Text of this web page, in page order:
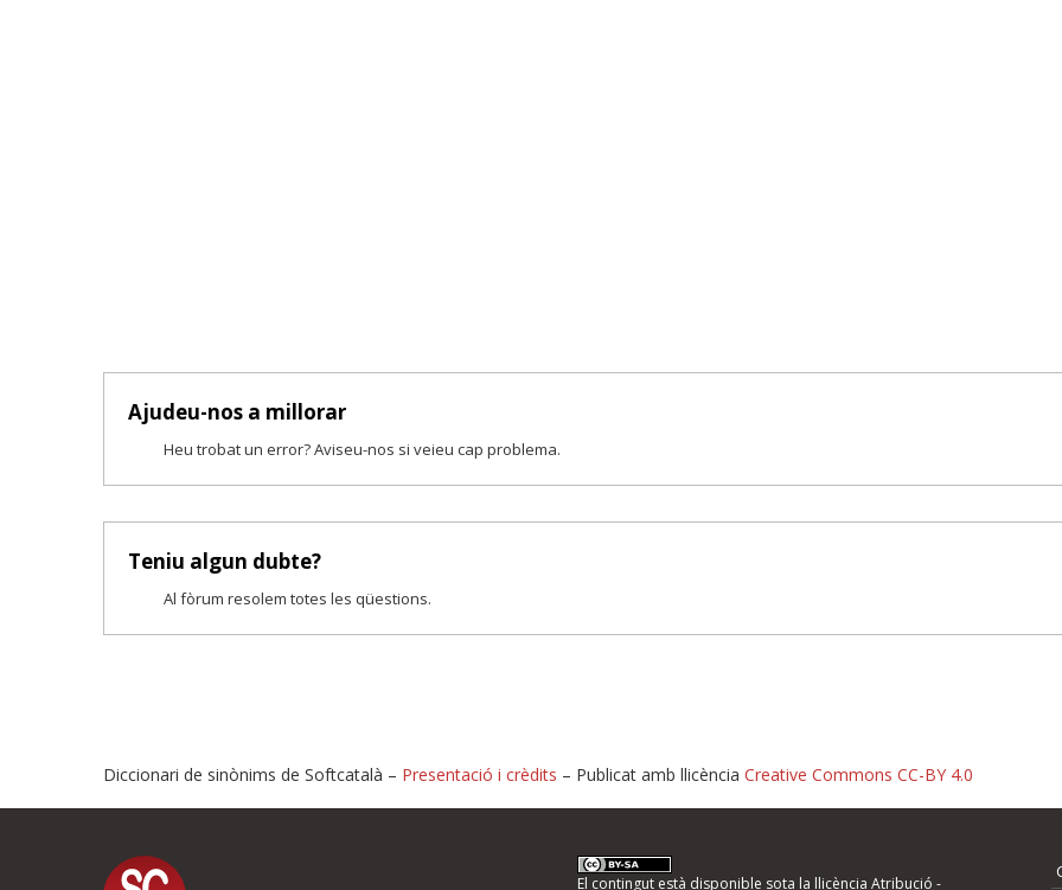
Ajudeu-nos a millorar
Heu trobat un error? Aviseu-nos si veieu cap problema.
Teniu algun dubte?
Al fòrum resolem totes les qüestions.
Proposeu-nos millores o informeu d'errors
Diccionari de sinònims de Softcatalà – Presentació i crèdits – Publicat amb llicència Creative Commons CC-BY 4.0
El contingut està disponible sota la llicència Atribució -